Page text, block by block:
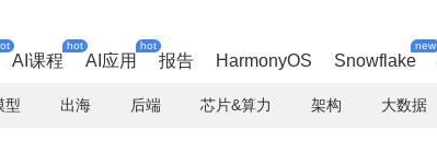
AI课程
hot
AI应用
hot
报告 HarmonyOS Snowflake
new
型 出海 后端 芯片&算力 架构 大数据